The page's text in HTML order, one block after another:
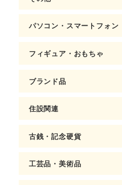
パソコン・スマートフォン
フィギュア・おもちゃ
ブランド品
住設関連
古銭・記念硬貨
工芸品・美術品